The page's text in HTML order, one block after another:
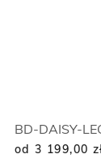
BD-DAISY-
od 3 199,00